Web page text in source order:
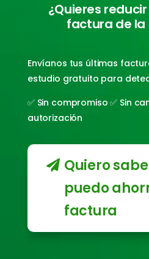
¿Quieres
factura de la
Envíanos tus últimas
estudio gratuito para
✅ Sin compromiso ✅ Sin
autorización
Quiero
puedo
factura